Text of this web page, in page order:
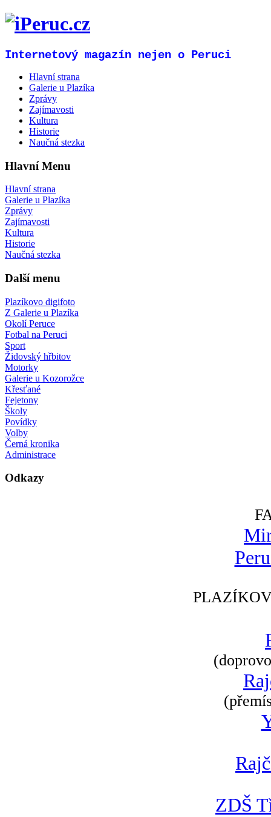
Internetový magazín nejen o Peruci
Hlavní strana
Galerie u Plazíka
Zprávy
Zajímavosti
Kultura
Historie
Naučná stezka
Hlavní Menu
Hlavní strana
Galerie u Plazíka
Zprávy
Zajímavosti
Kultura
Historie
Naučná stezka
Další menu
Plazíkovo digifoto
Z Galerie u Plazíka
Okolí Peruce
Fotbal na Peruci
Sport
Židovský hřbitov
Motorky
Galerie u Kozorožce
Křesťané
Fejetony
Školy
Povídky
Volby
Černá kronika
Administrace
Odkazy
ZDŠ